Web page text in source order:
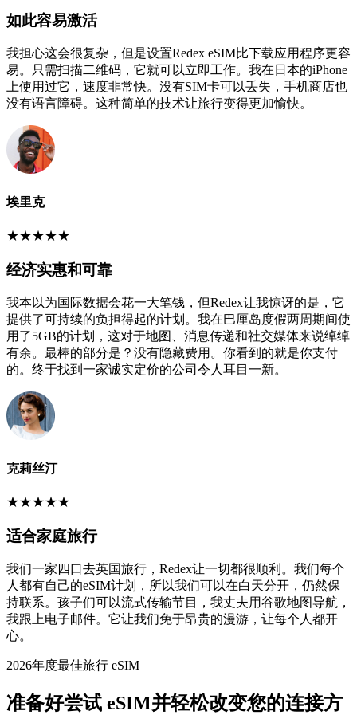
如此容易激活
我担心这会很复杂，但是设置Redex eSIM比下载应用程序更容
易。只需扫描二维码，它就可以立即工作。我在日本的iPhone
上使用过它，速度非常快。没有SIM卡可以丢失，手机商店也
没有语言障碍。这种简单的技术让旅行变得更加愉快。
埃里克
★★★★★
经济实惠和可靠
我本以为国际数据会花一大笔钱，但Redex让我惊讶的是，它
提供了可持续的负担得起的计划。我在巴厘岛度假两周期间使
用了5GB的计划，这对于地图、消息传递和社交媒体来说绰绰
有余。最棒的部分是？没有隐藏费用。你看到的就是你支付
的。终于找到一家诚实定价的公司令人耳目一新。
克莉丝汀
★★★★★
适合家庭旅行
我们一家四口去英国旅行，Redex让一切都很顺利。我们每个
人都有自己的eSIM计划，所以我们可以在白天分开，仍然保
持联系。孩子们可以流式传输节目，我丈夫用谷歌地图导航，
我跟上电子邮件。它让我们免于昂贵的漫游，让每个人都开
心。
2026年度最佳旅行 eSIM
准备好尝试 eSIM并轻松改变您的连接方